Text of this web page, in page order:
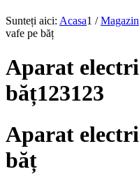
Sunteți aici: Acasa1 / Magazin
vafe pe băț
Aparat
băț123123
Aparat
băț